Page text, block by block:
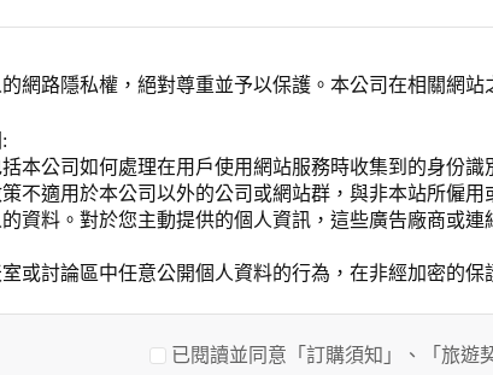
網路隱私權，絕對尊重並予以保護。本公司在相關網
本公司如何處理在用戶使用網站服務時收集到的身份
不適用於本公司以外的公司或網站群，與非本站所僱
資料。對於您主動提供的個人資訊，這些廣告廠商或
或討論區中任意公開個人資料的行為，在非經加密的保
互動性服務，可能會請您提供相關個人的資料，其範圍
已閱讀並同意「訂購須知」、「旅遊